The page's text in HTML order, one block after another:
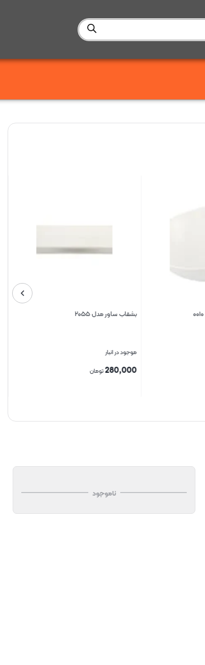
بشقاب ساور مدل ۲۰۵۵
موجود در انبار
280,000 تومان
ناموجود